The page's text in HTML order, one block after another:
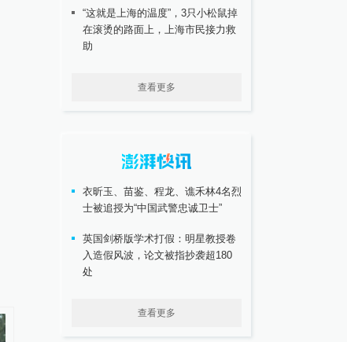
“这就是上海的温度”，3只小松鼠掉
在滚烫的路面上，上海市民接力救
助
查看更多
衣昕玉、苗鉴、程龙、谯禾林4名烈
士被追授为“中国武警忠诚卫士”
英国剑桥版学术打假：明星教授卷
入造假风波，论文被指抄袭超180
处
查看更多